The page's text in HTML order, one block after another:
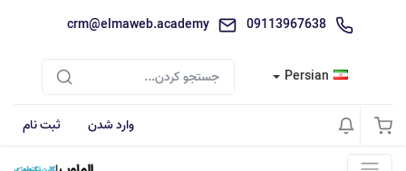
09113967638
crm@elmaweb.academy
Persian
وارد شدن ثبت نام